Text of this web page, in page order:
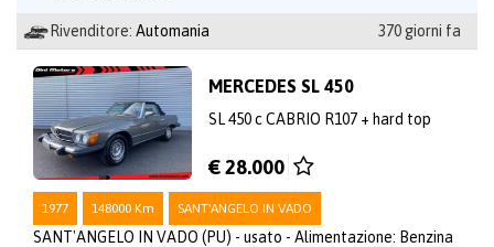
Rivenditore: Automania 370 giorni fa
MERCEDES SL 450
SL 450 c CABRIO R107 + hard top
€ 28.000
1977 148000 Km SANT'ANGELO IN VADO
SANT'ANGELO IN VADO (PU) - usato - Alimentazione: Benzina